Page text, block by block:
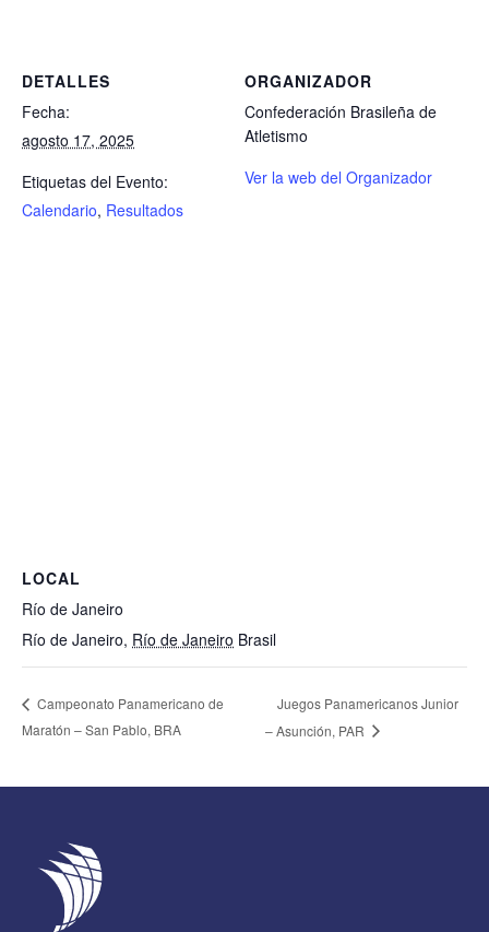
DETALLES
Fecha:
agosto 17, 2025
Etiquetas del Evento:
Calendario, Resultados
ORGANIZADOR
Confederación Brasileña de
Atletismo
Ver la web del Organizador
LOCAL
Río de Janeiro
Río de Janeiro, Río de Janeiro Brasil
Campeonato Panamericano de
Maratón – San Pablo, BRA
Juegos Panamericanos Junior
– Asunción, PAR